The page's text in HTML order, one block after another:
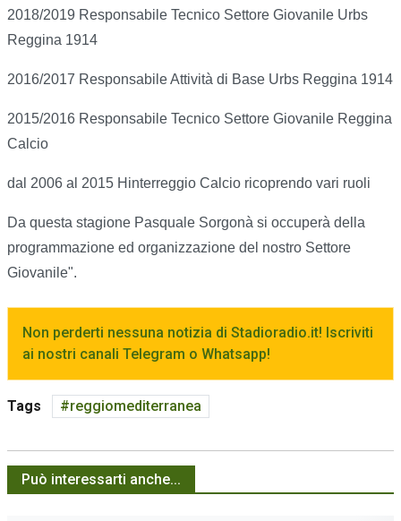
2018/2019 Responsabile Tecnico Settore Giovanile Urbs
Reggina 1914
2016/2017 Responsabile Attività di Base Urbs Reggina 1914
2015/2016 Responsabile Tecnico Settore Giovanile Reggina
Calcio
dal 2006 al 2015 Hinterreggio Calcio ricoprendo vari ruoli
Da questa stagione Pasquale Sorgonà si occuperà della
programmazione ed organizzazione del nostro Settore
Giovanile".
Non perderti nessuna notizia di Stadioradio.it! Iscriviti
ai nostri canali Telegram o Whatsapp!
Tags reggiomediterranea
Può interessarti anche...